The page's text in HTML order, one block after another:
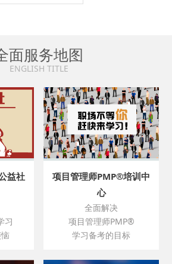
面服务地图
ENGLISH TITLE
益社
习
项目管理师PMP®培训中
心
全面解决
项目管理师PMP®
学习备考的目标